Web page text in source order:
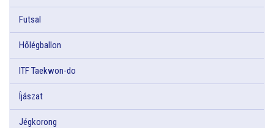
Futsal
Hőlégballon
ITF Taekwon-do
Íjászat
Jégkorong